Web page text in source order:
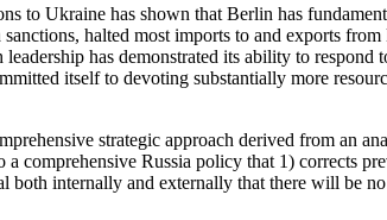
to Ukraine has shown that Berlin has
halted most imports to and exports
has demonstrated its ability to respond
itself to devoting substantially more
strategic approach derived from an
comprehensive Russia policy that 1) corrects
both internally and externally that there will be